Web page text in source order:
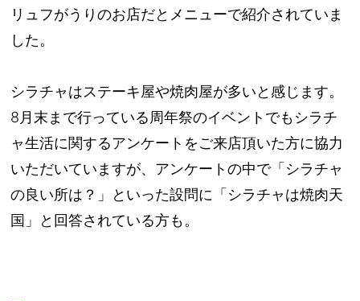
リュフがうりのお店だとメニューで紹介されていま
した。
シラチャはステーキ屋や焼肉屋が多いと感じます。
8月末まで行っている周年祭のイベントでもシラチ
ャ生活に関するアンケートをご来店頂いた方に協力
いただいていますが、アンケートの中で「シラチャ
の良い所は？」といった設問に「シラチャは焼肉天
国」と回答されている方も。